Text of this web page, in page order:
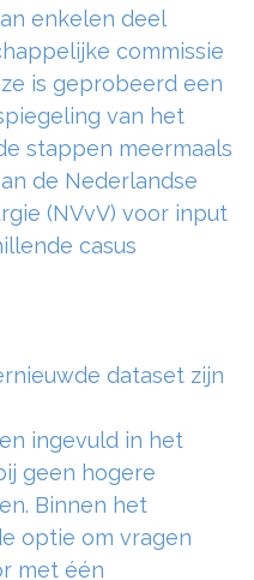
enkelen deel
commissie
is geprobeerd een
van het
stappen meermaals
de Nederlandse
(NVvV) voor input
casus
dataset zijn
ingevuld in het
geen hogere
Binnen het
optie om vragen
met één